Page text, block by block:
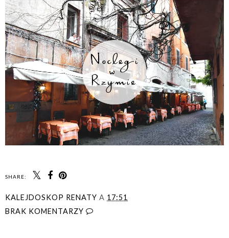
SHARE:
KALEJDOSKOP RENATY A 17:51
BRAK KOMENTARZY